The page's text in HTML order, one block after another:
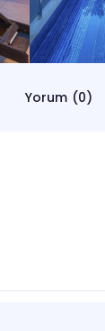
Yorum (0)